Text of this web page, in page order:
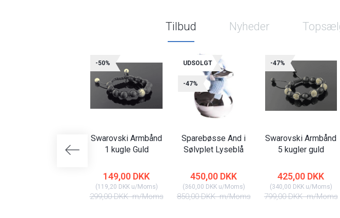
Tilbud Nyheder
-50%
Swarovski Armbånd
1 kugle Guld
149,00 DKK
(119,20 DKKu/Moms)
299,00 DKKm/Moms
UDSOLGT
-47%
Sparebøsse And i
Sølvplet Lyseblå
450,00 DKK
(360,00 DKKu/Moms)
850,00 DKKm/Moms
-47%
Swarovski Armbånd
5 kugler guld
425,00 DKK
(340,00 DKKu/Moms)
799,00 DKKm/Moms